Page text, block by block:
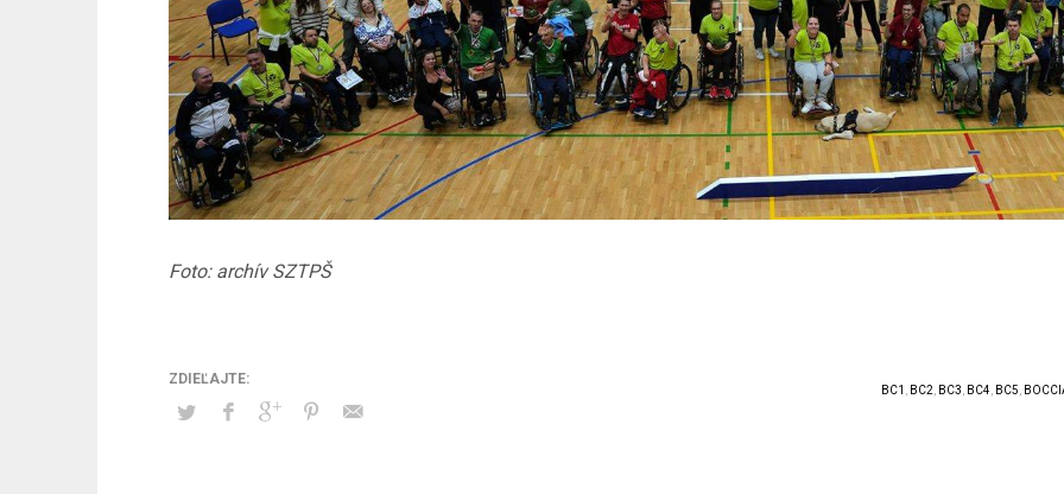
Foto: archív SZTPŠ
BC1 BC2 BC3 BC4 BC5